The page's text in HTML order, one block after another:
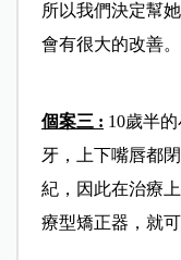
所以我們決定幫
會有很大的改善。
個案三 : 10歲半
牙，上下嘴唇都
紀，因此在治療
療型矯正器，就